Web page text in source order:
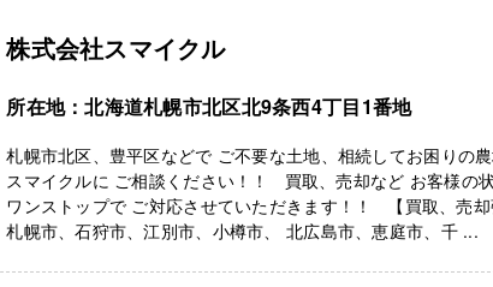
株式会社スマイクル
所在地：北海道札幌市北区北9条西4丁目1番地
札幌市北区、豊平区などで ご不要な土地、相続してお困りの
スマイクルに ご相談ください！！ 買取、売却など お客様の
ワンストップで ご対応させていただきます！！ 【買取、売却
札幌市、石狩市、江別市、小樽市、 北広島市、恵庭市、千 ...